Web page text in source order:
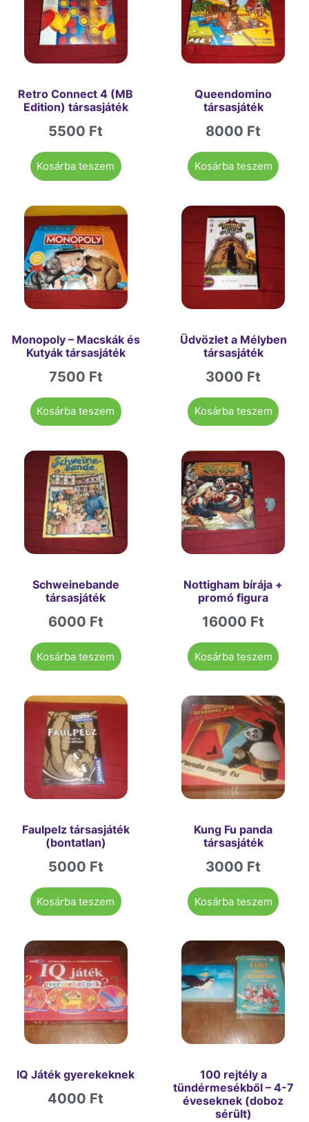
Retro Connect 4 (MB
Edition) társasjáték
5500 Ft
Kosárba teszem
Queendomino
társasjáték
8000 Ft
Kosárba teszem
Monopoly – Macskák és
Kutyák társasjáték
7500 Ft
Kosárba teszem
Üdvözlet a Mélyben
társasjáték
3000 Ft
Kosárba teszem
Schweinebande
társasjáték
6000 Ft
Kosárba teszem
Nottigham bírája +
promó figura
16000 Ft
Kosárba teszem
Faulpelz társasjáték
(bontatlan)
5000 Ft
Kosárba teszem
Kung Fu panda
társasjáték
3000 Ft
Kosárba teszem
IQ Játék gyerekeknek
4000 Ft
100 rejtély a
tündérmesékből – 4-7
éveseknek (doboz
sérült)